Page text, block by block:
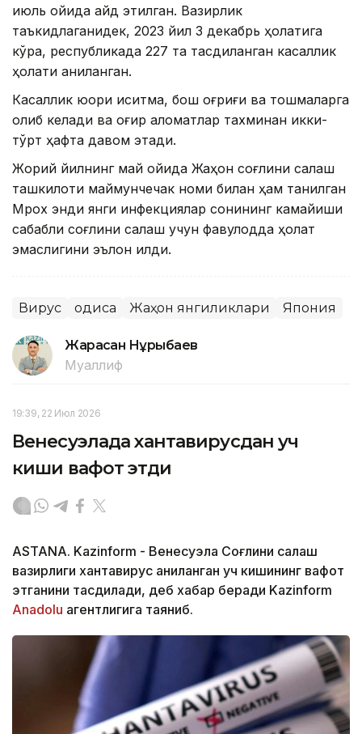
июль ойида қайд этилган. Вазирлик
таъкидлаганидек, 2023 йил 3 декабрь ҳолатига
кўра, республикада 227 та тасдиқланган касаллик
ҳолати аниқланган.
Касаллик юқори иситма, бош оғриғи ва тошмаларга
олиб келади ва оғир аломатлар тахминан икки-
тўрт ҳафта давом этади.
Жорий йилнинг май ойида Жаҳон соғлиқни сақлаш
ташкилоти маймунчечак номи билан ҳам танилган
Мрох энди янги инфекциялар сонининг камайиши
сабабли соғлиқни сақлаш учун фавқулодда ҳолат
эмаслигини эълон қилди.
Вирус Ҳодиса Жаҳон янгиликлари Япония
Жарасқан Нұрыбаев
Муаллиф
19:39, 22 Июл 2026
Венесуэлада хантавирусдан уч
киши вафот этди
ASTANA. Kazinform - Венесуэла Соғлиқни сақлаш
вазирлиги хантавирус аниқланган уч кишининг вафот
этганини тасдиқлади, деб хабар беради Kazinform
Anadolu агентлигига таяниб.